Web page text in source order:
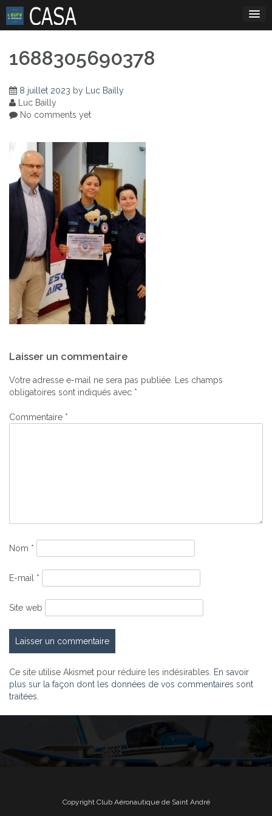
Skip
content
1688305690378
8 juillet 2023 by Luc Bailly
Luc Bailly
No comments yet
de
l’article
Laisser un commentaire
Votre adresse e-mail ne sera pas publiée. Les champs
obligatoires sont indiqués avec *
Commentaire *
Nom *
E-mail *
Site web
Ce site utilise Akismet pour réduire les indésirables. En savoir
plus sur la façon dont les données de vos commentaires sont
traitées
Copyright Club Aéronautique de Saint André